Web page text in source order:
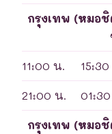
กรุงเทพ (หมอ
11:00 น. 15:30
21:00 น. 01:30
กรุงเทพ (หมอ